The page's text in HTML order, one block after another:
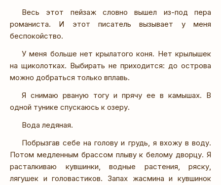
Весь этот пейзаж словно вышел из-под пера
романиста. И этот писатель вызывает у меня
беспокойство.
У меня больше нет крылатого коня. Нет крылышек
на щиколотках. Выбирать не приходится: до острова
можно добраться только вплавь.
Я снимаю рваную тогу и прячу ее в камышах. В
одной тунике спускаюсь к озеру.
Вода ледяная.
Побрызгав себе на голову и грудь, я вхожу в воду.
Потом медленным брассом плыву к белому дворцу. Я
расталкиваю кувшинки, водные растения, ряску,
лягушек и головастиков. Запах жасмина и кувшинок